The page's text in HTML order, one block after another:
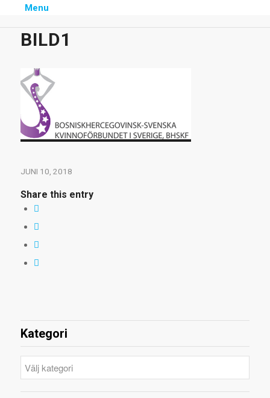
Menu
BILD1
JUNI 10, 2018
Share this entry
Kategori